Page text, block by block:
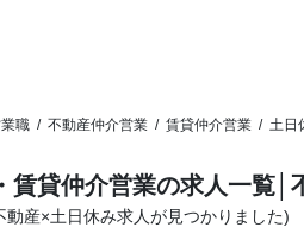
職 / 不動産仲介営業 / 賃貸仲介営業 / 土日
賃貸仲介営業の求人一覧
動産×土日休み求人が見つかりました)